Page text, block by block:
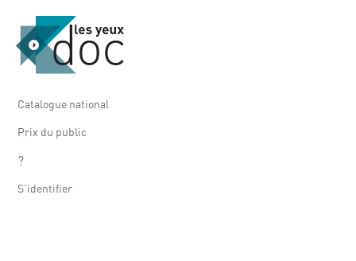
Catalogue national
Prix du public
?
S'identifier